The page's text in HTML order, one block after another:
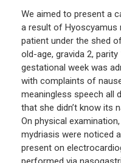
We aimed to present a
a result of Hyoscyamus
patient under the shed
old-age, gravida 2,
gestational week was
with complaints of
meaningless speech all
that she didn’t know its
On physical
mydriasis were noticed
present on